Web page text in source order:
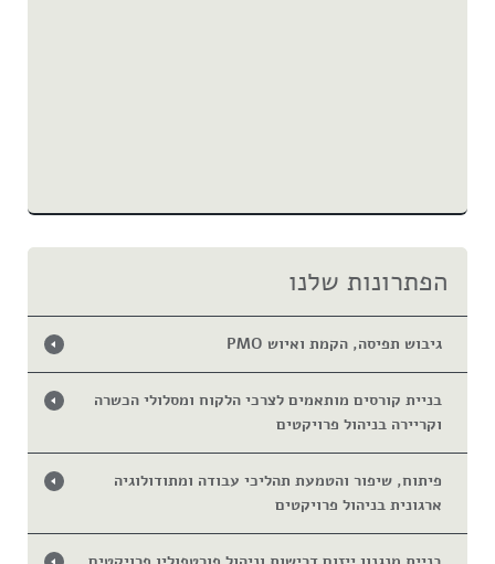
הפתרונות שלנו
גיבוש תפיסה, הקמת ואיוש PMO
בניית קורסים מותאמים לצרכי הלקוח ומסלולי הכשרה
וקריירה בניהול פרויקטים
פיתוח, שיפור והטמעת תהליכי עבודה ומתודולוגיה
ארגונית בניהול פרויקטים